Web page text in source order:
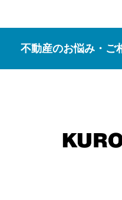
不動産のお悩み・ご